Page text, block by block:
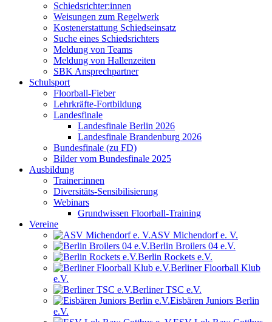
Schiedsrichter:innen
Weisungen zum Regelwerk
Kostenerstattung Schiedseinsatz
Suche eines Schiedsrichters
Meldung von Teams
Meldung von Hallenzeiten
SBK Ansprechpartner
Schulsport
Floorball-Fieber
Lehrkräfte-Fortbildung
Landesfinale
Landesfinale Berlin 2026
Landesfinale Brandenburg 2026
Bundesfinale (zu FD)
Bilder vom Bundesfinale 2025
Ausbildung
Trainer:innen
Diversitäts-Sensibilisierung
Webinars
Grundwissen Floorball-Training
Vereine
ASV Michendorf e. V.
Berlin Broilers 04 e.V.
Berlin Rockets e.V.
Berliner Floorball Klub
e.V.
Berliner TSC e.V.
Eisbären Juniors Berlin
e.V.